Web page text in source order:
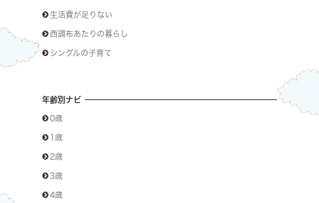
生活費が足りない
西調布あたりの暮らし
シングルの子育て
年齢別ナビ
0歳
1歳
2歳
3歳
4歳